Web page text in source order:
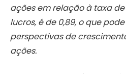
ações em relação à taxa
lucros, é de 0,89, o que
perspectivas de
ações.